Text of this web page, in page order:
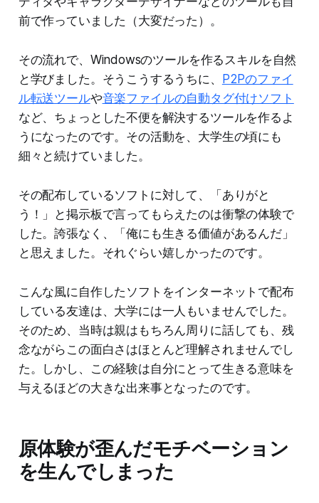
前で作っていました（大変だった）。
その流れで、Windowsのツールを作るスキルを自然
と学びました。そうこうするうちに、
P2Pのファイ
ル転送ツールや音楽ファイルの自動タグ付けソフト
など、ちょっとした不便を解決するツールを作るよ
うになったのです。その活動を、大学生の頃にも
細々と続けていました。
その配布しているソフトに対して、「ありがと
う！」と掲示板で言ってもらえたのは衝撃の体験で
した。誇張なく、「俺にも生きる価値があるんだ」
と思えました。それぐらい嬉しかったのです。
こんな風に自作したソフトをインターネットで配布
している友達は、大学には一人もいませんでした。
そのため、当時は親はもちろん周りに話しても、残
念ながらこの面白さはほとんど理解されませんでし
た。しかし、この経験は自分にとって生きる意味を
与えるほどの大きな出来事となったのです。
原体験が歪んだモチベーション
を生んでしまった